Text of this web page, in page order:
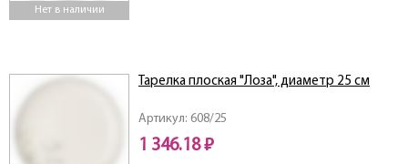
Нет в наличии
Артикул: 608/25
Тарелка плоская "Лоза", диаметр 25 см
1 346.18 ₽